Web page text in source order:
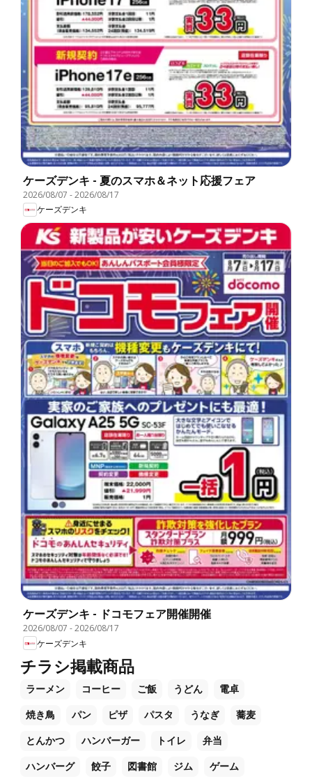
ケーズデンキ - 夏のスマホ＆ネット応援フェア
2026/08/07 -2026/08/17
ケーズデンキ
ケーズデンキ - ドコモフェア開催開催
2026/08/07 -2026/08/17
ケーズデンキ
チラシ掲載商品
ラーメン コーヒー ご飯 うどん 電卓
焼き鳥 パン ピザ パスタ うなぎ 蕎麦
とんかつ ハンバーガー トイレ 弁当
ハンバーグ 餃子 図書館 ジム ゲーム